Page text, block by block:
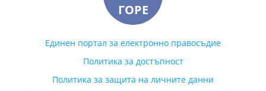
ГОРЕ
Единен портал за електронно правосъдие
Политика за достъпност
Политика за защита на личните данни